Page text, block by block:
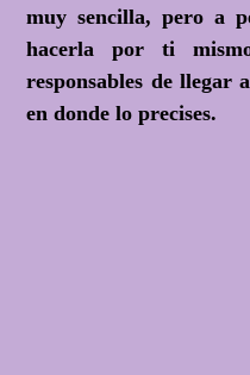
muy sencilla, pero a
hacerla por ti
responsables de llegar
en donde lo precises.